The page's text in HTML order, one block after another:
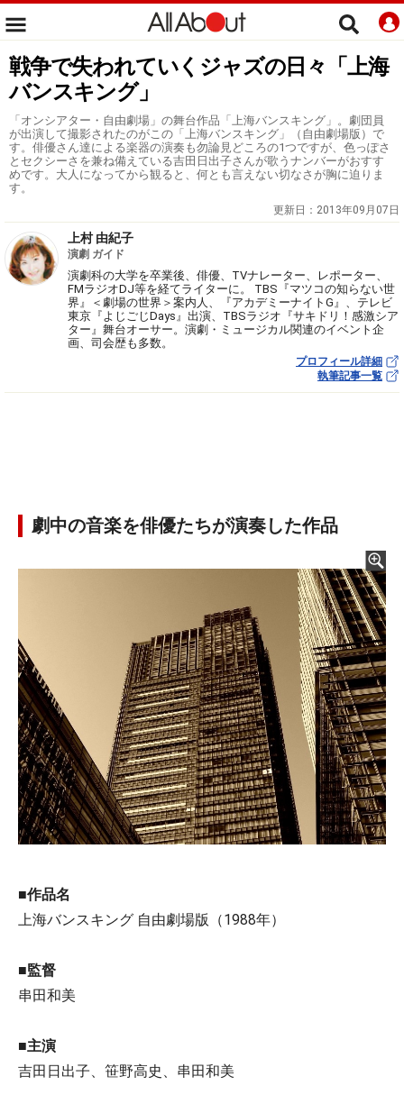
戦争で失われていくジャズの日々「上海
バンスキング」
「オンシアター・自由劇場」の舞台作品「上海バンスキング」。劇団員
が出演して撮影されたのがこの「上海バンスキング」（自由劇場版）で
す。俳優さん達による楽器の演奏も勿論見どころの1つですが、色っぽさ
とセクシーさを兼ね備えている吉田日出子さんが歌うナンバーがおすす
めです。大人になってから観ると、何とも言えない切なさが胸に迫りま
す。
更新日： 2013年09月07日
上村 由紀子
演劇 ガイド
演劇科の大学を卒業後、俳優、TVナレーター、レポーター、
FMラジオDJ等を経てライターに。 TBS『マツコの知らない世
界』＜劇場の世界＞案内人、『アカデミーナイトG』、テレビ
東京『よじごじDays』出演、TBSラジオ『サキドリ！感激シア
ター』舞台オーサー。演劇・ミュージカル関連のイベント企
画、司会歴も多数。
プロフィール詳細
執筆記事一覧
劇中の音楽を俳優たちが演奏した作品
■作品名
上海バンスキング 自由劇場版（1988年）
■監督
串田和美
■主演
吉田日出子、笹野高史、串田和美